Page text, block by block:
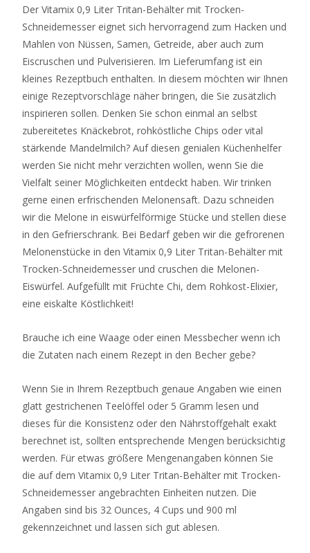
Der Vitamix 0,9 Liter Tritan-Behälter mit Trocken-
Schneidemesser eignet sich hervorragend zum Hacken und
Mahlen von Nüssen, Samen, Getreide, aber auch zum
Eiscruschen und Pulverisieren. Im Lieferumfang ist ein
kleines Rezeptbuch enthalten. In diesem möchten wir Ihnen
einige Rezeptvorschläge näher bringen, die Sie zusätzlich
inspirieren sollen. Denken Sie schon einmal an selbst
zubereitetes Knäckebrot, rohköstliche Chips oder vital
stärkende Mandelmilch? Auf diesen genialen Küchenhelfer
werden Sie nicht mehr verzichten wollen, wenn Sie die
Vielfalt seiner Möglichkeiten entdeckt haben. Wir trinken
gerne einen erfrischenden Melonensaft. Dazu schneiden
wir die Melone in eiswürfelförmige Stücke und stellen diese
in den Gefrierschrank. Bei Bedarf geben wir die gefrorenen
Melonenstücke in den Vitamix 0,9 Liter Tritan-Behälter mit
Trocken-Schneidemesser und cruschen die Melonen-
Eiswürfel. Aufgefüllt mit Früchte Chi, dem Rohkost-Elixier,
eine eiskalte Köstlichkeit!
Brauche ich eine Waage oder einen Messbecher wenn ich
die Zutaten nach einem Rezept in den Becher gebe?
Wenn Sie in Ihrem Rezeptbuch genaue Angaben wie einen
glatt gestrichenen Teelöffel oder 5 Gramm lesen und
dieses für die Konsistenz oder den Nährstoffgehalt exakt
berechnet ist, sollten entsprechende Mengen berücksichtig
werden. Für etwas größere Mengenangaben können Sie
die auf dem Vitamix 0,9 Liter Tritan-Behälter mit Trocken-
Schneidemesser angebrachten Einheiten nutzen. Die
Angaben sind bis 32 Ounces, 4 Cups und 900 ml
gekennzeichnet und lassen sich gut ablesen.